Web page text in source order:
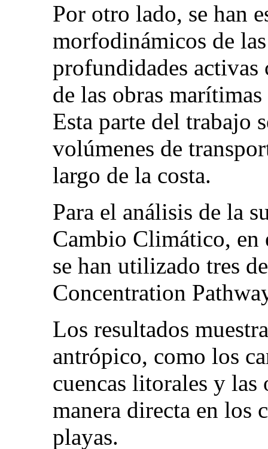
Por otro lado, se han
morfodinámicos de
profundidades
de las obras
Esta parte del trabajo
volúmenes de
largo de la costa.
Para el análisis de la
Cambio Climático,
se han utilizado tres
Concentration
Los resultados
antrópico, como los
cuencas litorales y
manera directa en los
playas.